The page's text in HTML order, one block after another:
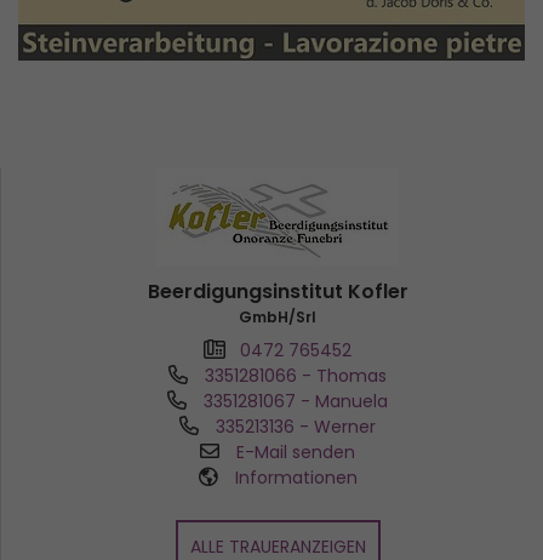
Beerdigungsinstitut Kofler
GmbH/Srl
0472 765452
3351281066 - Thomas
3351281067 - Manuela
335213136 - Werner
E-Mail senden
Informationen
ALLE TRAUERANZEIGEN